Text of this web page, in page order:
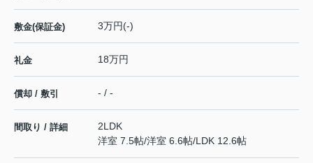
敷金(保証金) 3万円(-)
礼金 18万円
償却 / 敷引 - / -
間取り / 詳細
2LDK
洋室 7.5帖/洋室 6.6帖/LDK 12.6帖